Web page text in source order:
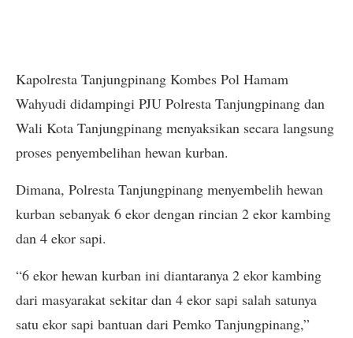
Kapolresta Tanjungpinang Kombes Pol Hamam
Wahyudi didampingi PJU Polresta Tanjungpinang dan
Wali Kota Tanjungpinang menyaksikan secara langsung
proses penyembelihan hewan kurban.
Dimana, Polresta Tanjungpinang menyembelih hewan
kurban sebanyak 6 ekor dengan rincian 2 ekor kambing
dan 4 ekor sapi.
“6 ekor hewan kurban ini diantaranya 2 ekor kambing
dari masyarakat sekitar dan 4 ekor sapi salah satunya
satu ekor sapi bantuan dari Pemko Tanjungpinang,”